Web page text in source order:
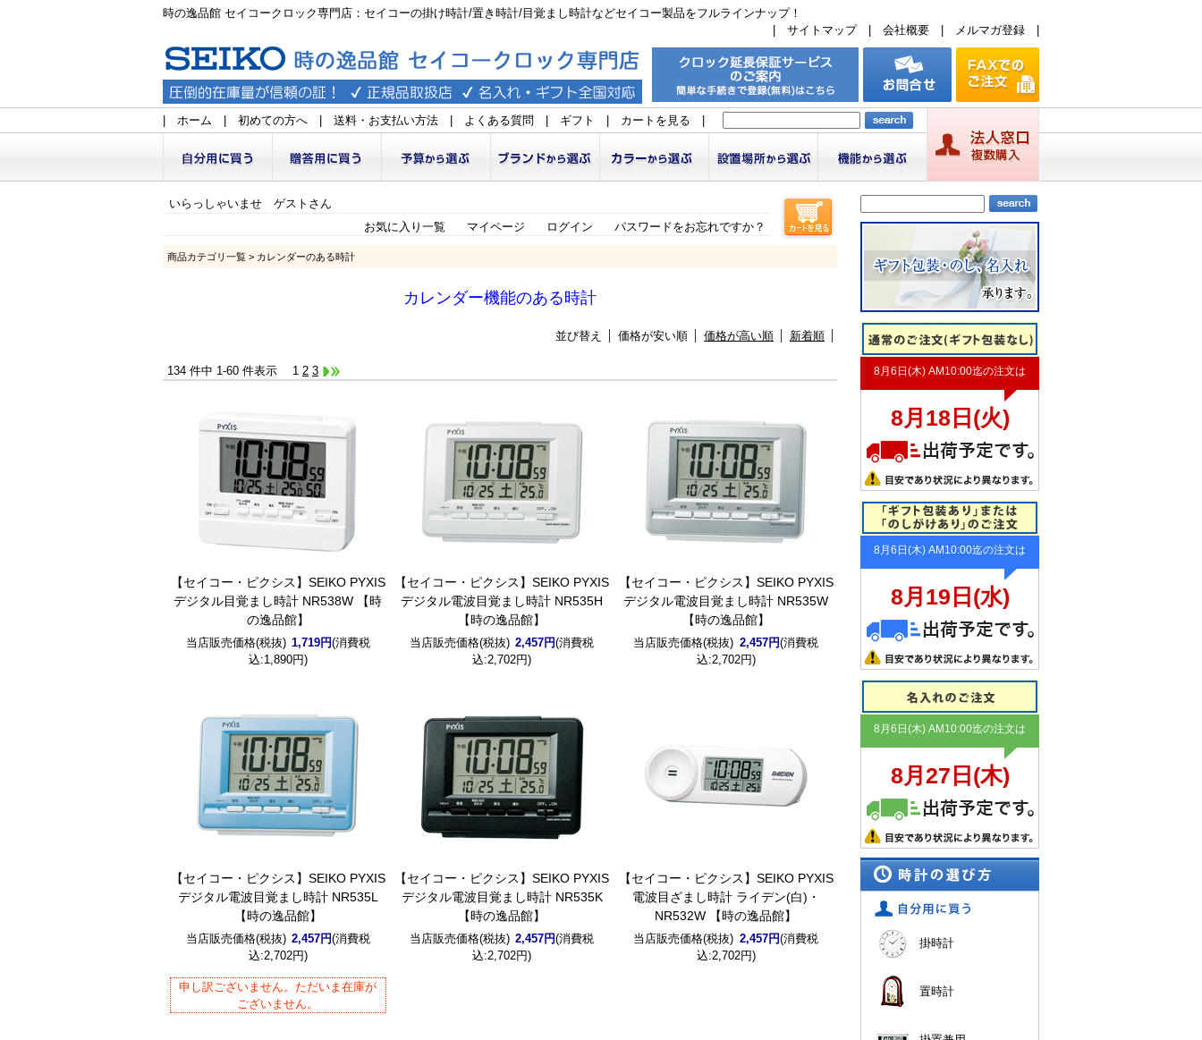
時の逸品館 セイコークロック専門店：セイコーの掛け時計/置き時計/目覚まし時計などセイコー製品をフルラインナップ！
サイトマップ| 会社概要 メルマガ登録
ホーム 初めての方へ 送料・お支払い方法 よくある質問 ギフト カートを見る
いらっしゃいませ ゲストさん
お気に入り一覧
マイページ ログイン パスワードをお忘れですか？
商品カテゴリ一覧 > カレンダーのある時計
カレンダー機能のある時計
並び替え 価格が安い順 価格が高い順 新着順
134 件中 1-60 件表示 1 2 3
【セイコー・ピクシス】SEIKO PYXIS
デジタル目覚まし時計 NR538W 【時
の逸品館】
当店販売価格(税抜) 1,719円(消費税
込:1,890円)
【セイコー・ピクシス】SEIKO PYXIS
デジタル電波目覚まし時計 NR535H
【時の逸品館】
当店販売価格(税抜) 2,457円(消費税
込:2,702円)
【セイコー・ピクシス】SEIKO PYXIS
デジタル電波目覚まし時計 NR535W
【時の逸品館】
当店販売価格(税抜) 2,457円(消費税
込:2,702円)
【セイコー・ピクシス】SEIKO PYXIS
デジタル電波目覚まし時計 NR535L
【時の逸品館】
当店販売価格(税抜) 2,457円(消費税
込:2,702円)
申し訳ございません。ただいま在庫が
ございません。
【セイコー・ピクシス】SEIKO PYXIS
デジタル電波目覚まし時計 NR535K
【時の逸品館】
当店販売価格(税抜) 2,457円(消費税
込:2,702円)
【セイコー・ピクシス】SEIKO PYXIS
電波目ざまし時計 ライデン(白)・
NR532W 【時の逸品館】
当店販売価格(税抜) 2,457円(消費税
込:2,702円)
掛時計
置時計